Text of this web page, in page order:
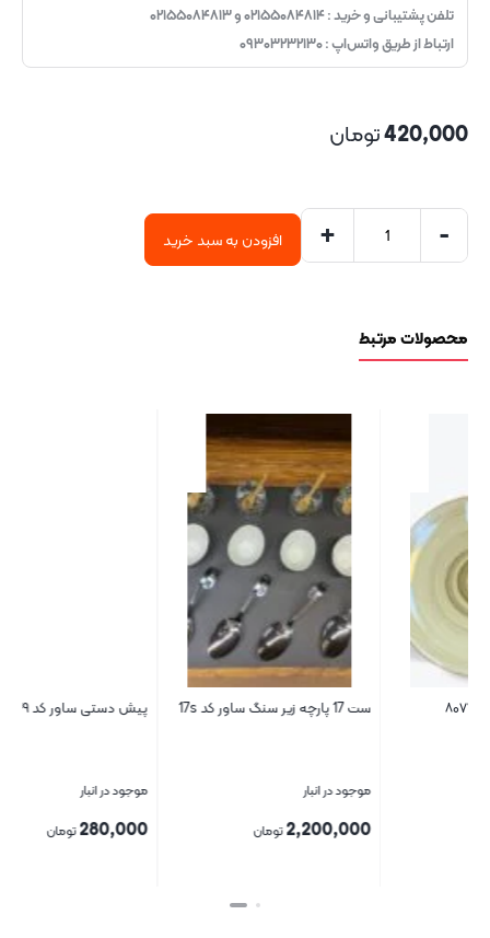
تلفن پشتیبانی و خرید : ۰۲۱۵۵۰۸۴۸۱۴ و ۰۲۱۵۵۰۸۴۸۱۳
ارتباط از طریق واتس‌اپ : ۰۹۳۰۳۲۳۲۱۳۰
420,000تومان
-
+ افزودن به سبد خرید
محصولات مرتبط
ست 17 پارچه زیر سنگ ساور کد 17s
تومان
پیش دستی ساور کد ۸۰۴۹
تومان
بستن